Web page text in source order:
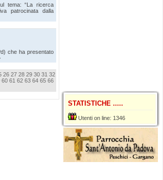
tema: “La ricerca
patrocinata dalla
che ha presentato
26 27 28 29 30 31 32
60 61 62 63 64 65 66
STATISTICHE .....
Utenti on line: 1346